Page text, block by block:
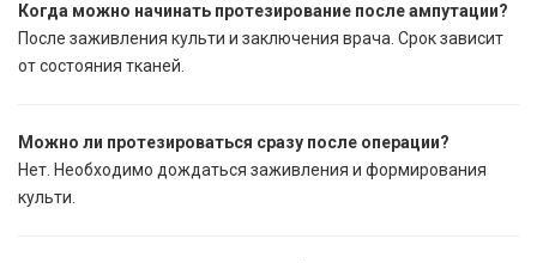
Когда можно начинать протезирование после ампутации?
После заживления культи и заключения врача. Срок зависит
от состояния тканей.
Можно ли протезироваться сразу после операции?
Нет. Необходимо дождаться заживления и формирования
культи.